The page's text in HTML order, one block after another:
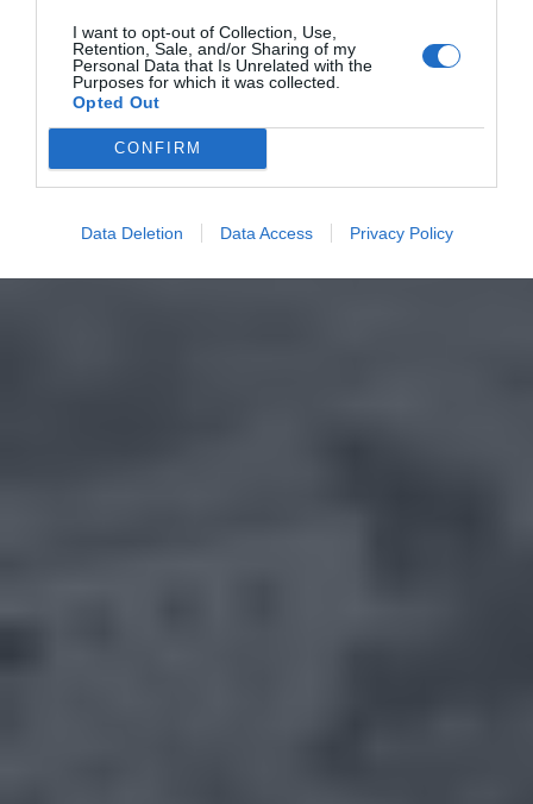
I want to opt-out of Collection, Use,
Retention, Sale, and/or Sharing of my
Personal Data that Is Unrelated with the
Purposes for which it was collected.
Opted Out
CONFIRM
Data Deletion Data Access Privacy Policy